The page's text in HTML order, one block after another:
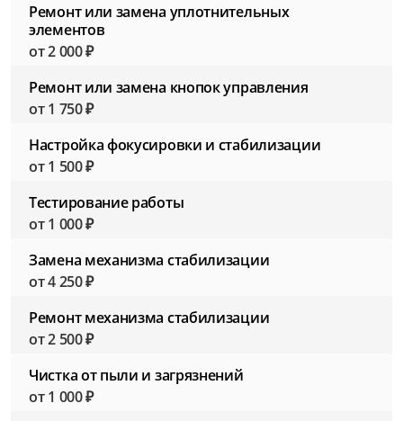
Ремонт или замена уплотнительных
элементов
от 2 000 ₽
Ремонт или замена кнопок управления
от 1 750 ₽
Настройка фокусировки и стабилизации
от 1 500 ₽
Тестирование работы
от 1 000 ₽
Замена механизма стабилизации
от 4 250 ₽
Ремонт механизма стабилизации
от 2 500 ₽
Чистка от пыли и загрязнений
от 1 000 ₽